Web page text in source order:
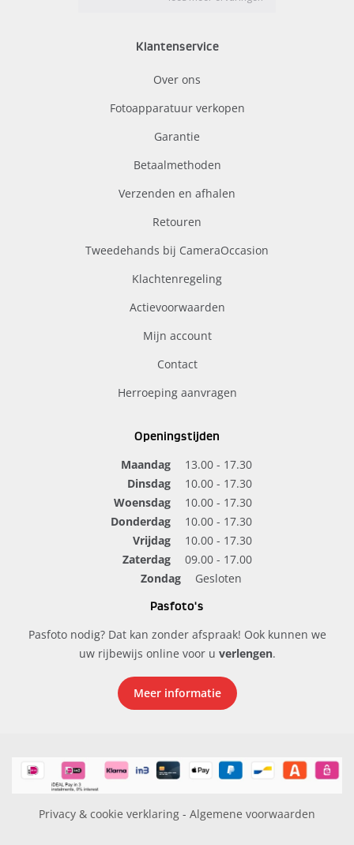
Klantenservice
Over ons
Fotoapparatuur verkopen
Garantie
Betaalmethoden
Verzenden en afhalen
Retouren
Tweedehands bij CameraOccasion
Klachtenregeling
Actievoorwaarden
Mijn account
Contact
Herroeping aanvragen
Openingstijden
Maandag
13.00 - 17.30
Dinsdag
10.00 - 17.30
Woensdag
10.00 - 17.30
Donderdag
10.00 - 17.30
Vrijdag
10.00 - 17.30
Zaterdag
09.00 - 17.00
Zondag
Gesloten
Pasfoto's
Pasfoto nodig? Dat kan zonder afspraak! Ook kunnen we
uw rijbewijs online voor u verlengen.
Meer informatie
Privacy & cookie verklaring - Algemene voorwaarden